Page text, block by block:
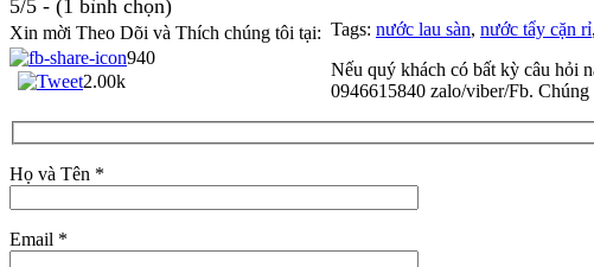
5/5 - (1 bình chọn)
Xin mời Theo Dõi và Thích chúng tôi tại:
940
2.00k
Tags: nước lau sàn, nước tẩy cặn rỉ,
Nếu quý khách có bất kỳ câu hỏi
0946615840 zalo/viber/Fb.
Họ và Tên *
Email *